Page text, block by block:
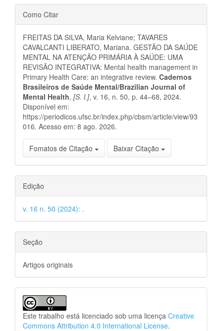
Detalhes
do
artigo
Como Citar
FREITAS DA SILVA, Maria Kelviane; TAVARES
CAVALCANTI LIBERATO, Mariana. GESTÃO DA SAÚDE
MENTAL NA ATENÇÃO PRIMÁRIA À SAÚDE: UMA
REVISÃO INTEGRATIVA: Mental health management in
Primary Health Care: an integrative review. Cadernos
Brasileiros de Saúde Mental/Brazilian Journal of
Mental Health, [S. l.], v. 16, n. 50, p. 44–68, 2024.
Disponível em:
https://periodicos.ufsc.br/index.php/cbsm/article/view/93
016. Acesso em: 8 ago. 2026.
Fomatos de Citação Baixar Citação
Edição
v. 16 n. 50 (2024): .
Seção
Artigos originais
Este trabalho está licenciado sob uma licença Creative
Commons Attribution 4.0 International License.